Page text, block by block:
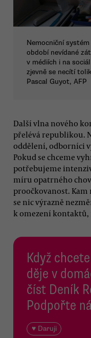
Nemocniční
období nevídané
v médiích i na
zjevně se necítí
Pascal Guyot, AFP
Další vlna nového
přelévá republikou.
oddělení, odborníci
Pokud se chceme
potřebujeme
míru opatrného
proočkovanost.
se nic výrazně
k omezení kontaktů,
Když
děje v
číst Deník
Podpořte
♥ Daruji